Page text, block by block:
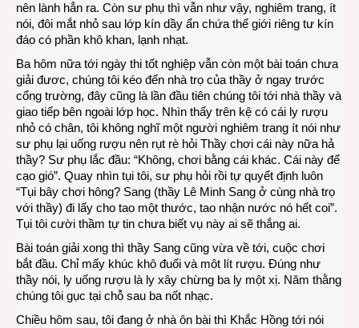
nên lành hẳn ra. Còn sư phụ thì vẫn như vậy, nghiêm trang, ít
nói, đôi mắt nhỏ sau lớp kín dầy ẩn chứa thế giới riêng tư kín
đáo có phần khô khan, lạnh nhạt.
Ba hôm nữa tới ngày thi tốt nghiệp vẫn còn một bài toán chưa
giải đươc, chúng tôi kéo đến nhà trọ của thầy ở ngay trước
cổng trường, đây cũng là lần đầu tiên chúng tôi tới nhà thầy và
giao tiếp bên ngoài lớp học. Nhìn thấy trên kệ có cái ly rượu
nhỏ có chân, tôi không nghĩ một người nghiêm trang ít nói như
sư phụ lại uống rượu nên rụt rè hỏi Thầy chơi cái này nữa hả
thầy? Sư phụ lắc đầu: “Không, chơi bằng cái khác. Cái này để
cạo gió”. Quay nhìn tụi tôi, sư phụ hỏi rồi tự quyết định luôn
“Tụi bây chơi hông? Sang (thầy Lê Minh Sang ở cùng nhà trọ
với thầy) đi lấy cho tao một thước, tao nhận nước nó hết coi”.
Tụi tôi cười thầm tự tin chưa biết vụ này ai sẽ thắng ai.
Bài toán giải xong thì thầy Sang cũng vừa về tới, cuộc chơi
bắt đầu. Chỉ mấy khúc khô đuối và môt lít rượu. Đúng như
thầy nói, ly uống rượu là ly xây chừng ba ly một xị. Năm thằng
chúng tôi gục tại chỗ sau ba nốt nhạc.
Chiều hôm sau, tôi đang ở nhà ôn bài thì Khắc Hồng tới nói